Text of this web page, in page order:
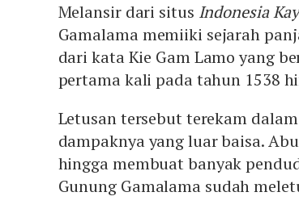
Melansir dari situs Indonesia
Gamalama memiiki sejarah
dari kata Kie Gam Lamo yang
pertama kali pada tahun 1538
Letusan tersebut terekam
dampaknya yang luar baisa.
hingga membuat banyak
Gunung Gamalama sudah